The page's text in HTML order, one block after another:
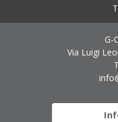
G-
Via Luigi